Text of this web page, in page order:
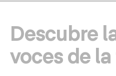
Descubre
voces de